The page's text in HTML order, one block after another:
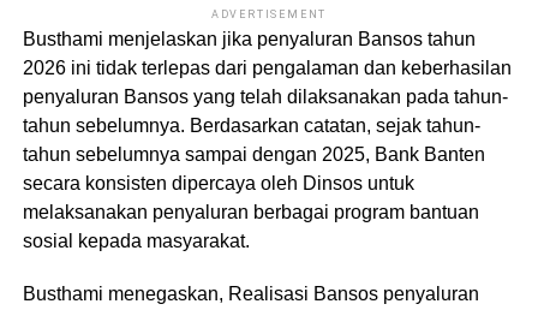
ADVERTISEMENT
Busthami menjelaskan jika penyaluran Bansos tahun
2026 ini tidak terlepas dari pengalaman dan keberhasilan
penyaluran Bansos yang telah dilaksanakan pada tahun-
tahun sebelumnya. Berdasarkan catatan, sejak tahun-
tahun sebelumnya sampai dengan 2025, Bank Banten
secara konsisten dipercaya oleh Dinsos untuk
melaksanakan penyaluran berbagai program bantuan
sosial kepada masyarakat.
Busthami menegaskan, Realisasi Bansos penyaluran